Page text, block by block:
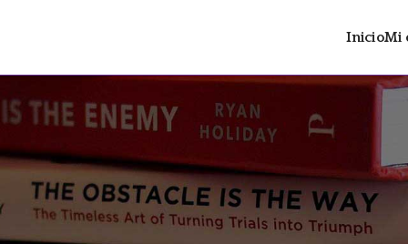
InicioMi